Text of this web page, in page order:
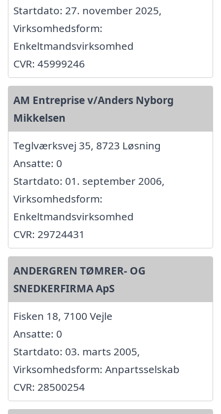
Startdato: 27. november 2025,
Virksomhedsform:
Enkeltmandsvirksomhed
CVR: 45999246
AM Entreprise v/Anders Nyborg
Mikkelsen
Teglværksvej 35, 8723 Løsning
Ansatte: 0
Startdato: 01. september 2006,
Virksomhedsform:
Enkeltmandsvirksomhed
CVR: 29724431
ANDERGREN TØMRER- OG
SNEDKERFIRMA ApS
Fisken 18, 7100 Vejle
Ansatte: 0
Startdato: 03. marts 2005,
Virksomhedsform: Anpartsselskab
CVR: 28500254